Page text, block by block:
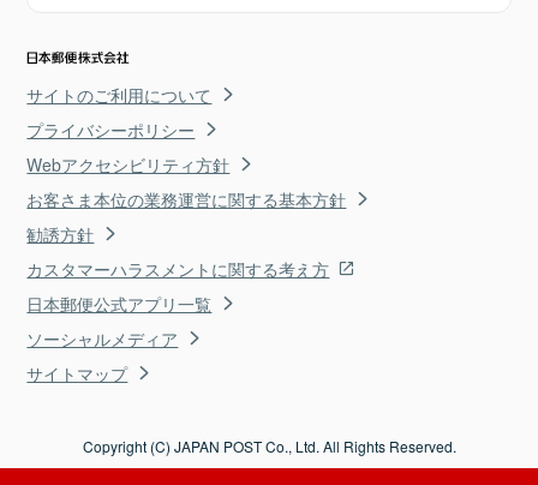
サイトのご利用について
プライバシーポリシー
Webアクセシビリティ方針
お客さま本位の業務運営に関する基本方針
勧誘方針
カスタマーハラスメントに関する考え方
日本郵便公式アプリ一覧
ソーシャルメディア
サイトマップ
Copyright (C) JAPAN POST Co., Ltd. All Rights Reserved.